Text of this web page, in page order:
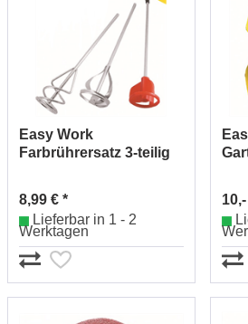
Easy Work
Farbrührersatz 3-teilig
8,99 € *
Lieferbar in 1 - 2
Werktagen